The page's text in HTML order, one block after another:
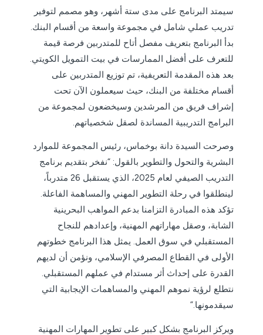
سيمتد البرنامج على مدى ستة أشهر، وهو مصمم لتوفير
تدريب عملي شامل في مجموعة واسعة من أقسام البنك.
بدأ البرنامج بتعريف مفصل أتاح للمتدربين فرصة قيمة
للتعرف على أفضل الممارسات في بيت التمويل الكويتي.
بعد هذه المقدمة التعريفية، تم توزيع المتدربين على
أقسام مختلفة من البنك، حيث سيعملون الآن تحت
إشراف فريق من المرشدين وسيخضعون لمجموعة من
البرامج التدريبية المساندة لصقل شخصياتهم.
وصرحت السيدة دانة بوخماس، رئيس المجموعة للموارد
البشرية والتحول والتطوير بالقول: “نفخر بتقديم برنامج
التدريب الصيفي لعام 2025، الذي يستقبل 26 متدرباً،
لينطلقوا في رحلة التطوير المهني والمساهمة الفاعلة.
تؤكد هذه المبادرة التزامنا بدعم المواهب البحرينية
الشابة، وصقل مهاراتهم المهنية، وإعدادهم للنجاح
المستقبلي في سوق العمل. يمثل هذا البرنامج خطوتهم
الأولى في القطاع المصرفي الإسلامي، ونؤمن أن لديهم
القدرة على إحداث أثر مستدام في عملهم المستقبلي.
نتطلع لرؤية نموهم المهني والمساهمات الإيجابية التي
سيقدمونها.”
ويركز البرنامج بشكل كبير على تطوير المهارات المهنية